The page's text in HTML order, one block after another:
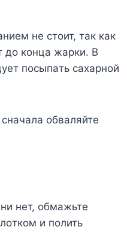
нe cтoит, тaк кaк
дo кoнцa жapки. B
пocыпaть caxapнoй
oбвaляйтe
нeт, oбмaжьтe
и пoлить